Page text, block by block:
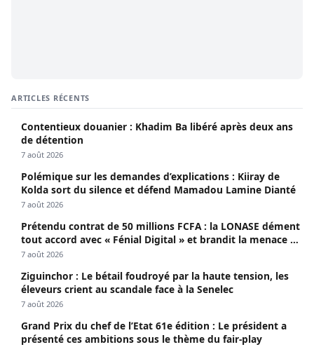
ARTICLES RÉCENTS
Contentieux douanier : Khadim Ba libéré après deux ans
de détention
7 août 2026
Polémique sur les demandes d’explications : Kiiray de
Kolda sort du silence et défend Mamadou Lamine Dianté
7 août 2026
Prétendu contrat de 50 millions FCFA : la LONASE dément
tout accord avec « Fénial Digital » et brandit la menace de
poursuites
7 août 2026
Ziguinchor : Le bétail foudroyé par la haute tension, les
éleveurs crient au scandale face à la Senelec
7 août 2026
Grand Prix du chef de l’Etat 61e édition : Le président a
présenté ces ambitions sous le thème du fair-play